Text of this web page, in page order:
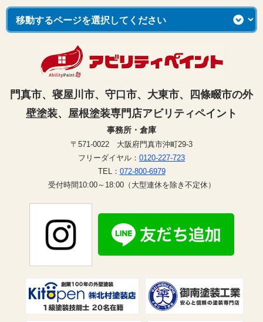
門真市、寝屋川市、守口市、大東市、四條畷市の外
壁塗装、屋根塗装専門店アビリティペイント
事務所・倉庫
〒571-0022 大阪府門真市沖町29-3
フリーダイヤル： 0120-227-723
TEL： 072-800-6979
受付時間10:00～18:00（大型連休を除き不定休）